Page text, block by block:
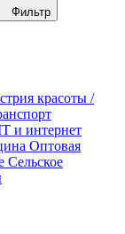
Фильтр
красоты /
и интернет
Оптовая
Сельское